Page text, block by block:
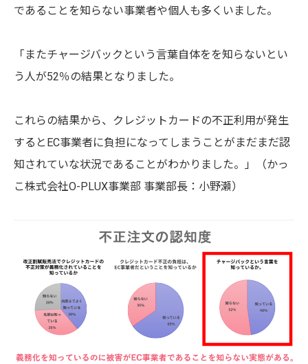
であることを知らない事業者や個人も多くいました。
「またチャージバックという言葉自体をを知らないとい
う人が52％の結果となりました。
これらの結果から、
クレジットカードの不正利用が発生
するとEC事業者に負担になってしまうことが まだまだ認
知されていな状況であることがわかりました。」（かっ
こ株式会社O-PLUX事業部 事業部長：小野瀬）